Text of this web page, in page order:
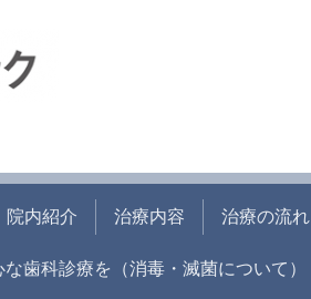
院内紹介 治療内容 治療の流れ
歯科診療を（消毒・滅菌について）